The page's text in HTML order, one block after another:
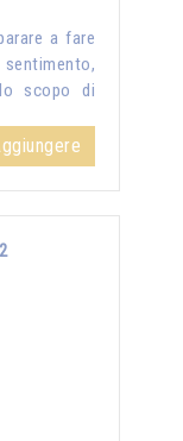
a fare
scopo di